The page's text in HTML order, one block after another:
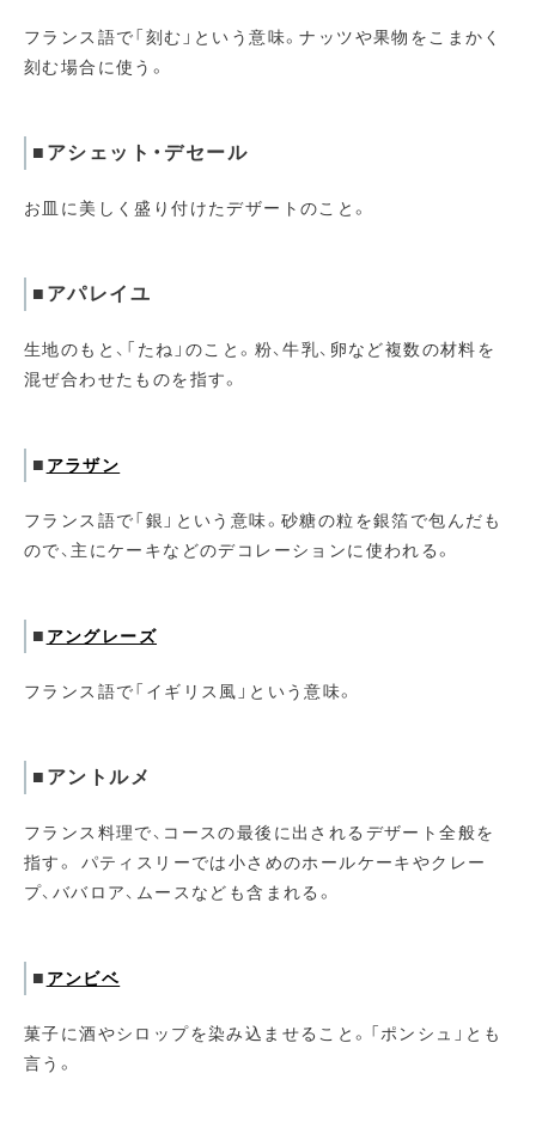
フランス語で「刻む」という意味。ナッツや果物をこまかく
刻む場合に使う。
■アシェット・デセール
お皿に美しく盛り付けたデザートのこと。
■アパレイユ
生地のもと、「たね」のこと。粉、牛乳、卵など複数の材料を
混ぜ合わせたものを指す。
■ アラザン
フランス語で「銀」という意味。砂糖の粒を銀箔で包んだも
ので、主にケーキなどのデコレーションに使われる。
■ アングレーズ
フランス語で「イギリス風」という意味。
■アントルメ
フランス料理で、コースの最後に出されるデザート全般を
指す。 パティスリーでは小さめのホールケーキやクレー
プ、ババロア、ムースなども含まれる。
■ アンビベ
菓子に酒やシロップを染み込ませること。「ポンシュ」とも
言う。